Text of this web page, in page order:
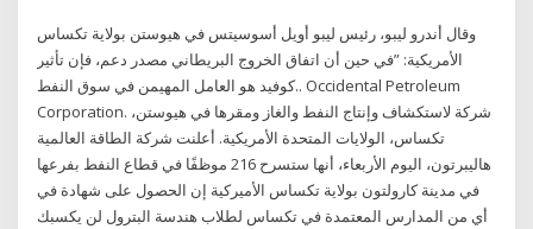
وقال أندرو ليبو، رئيس ليبو أويل أسوسيتس في هيوستن بولاية تكساس
الأمريكية: ”في حين أن اتفاق الخروج البريطاني مصدر دعم، فإن تأثير
كوفيد هو العامل المهيمن في سوق النفط.. Occidental Petroleum
Corporation. شركة لاستكشاف وإنتاج النفط والغاز ومقرها في هيوستن،
تكساس، الولايات المتحدة الأمريكية. أعلنت شركة الطاقة العالمية
هاليبرتون، اليوم الأربعاء، أنها ستسرح 216 موظفًا في قطاع النفط بفرعها
في مدينة كارولتون بولاية تكساس الأميركية إن الحصول على شهادة في
أي من المدارس المعتمدة في تكساس لطلاب هندسة البترول لن يكسبك